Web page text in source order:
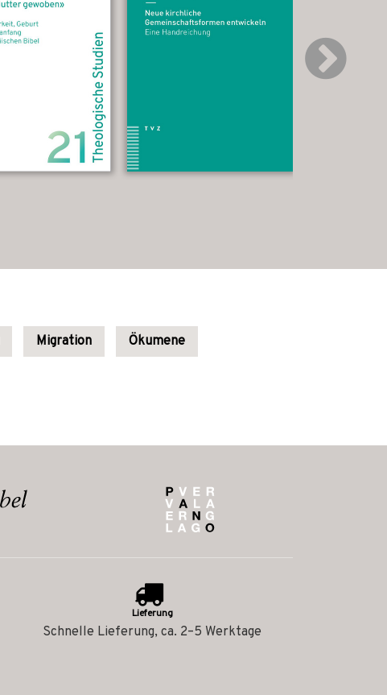
Migration Ökumene
Lieferung
Schnelle Lieferung, ca. 2–5 Werktage